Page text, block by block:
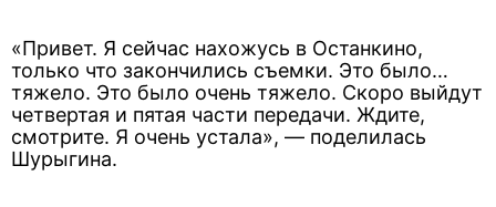
«Привет. Я сейчас нахожусь в Останкино,
только что закончились съемки. Это было…
тяжело. Это было очень тяжело. Скоро выйдут
четвертая и пятая части передачи. Ждите,
смотрите. Я очень устала», — поделилась
Шурыгина.